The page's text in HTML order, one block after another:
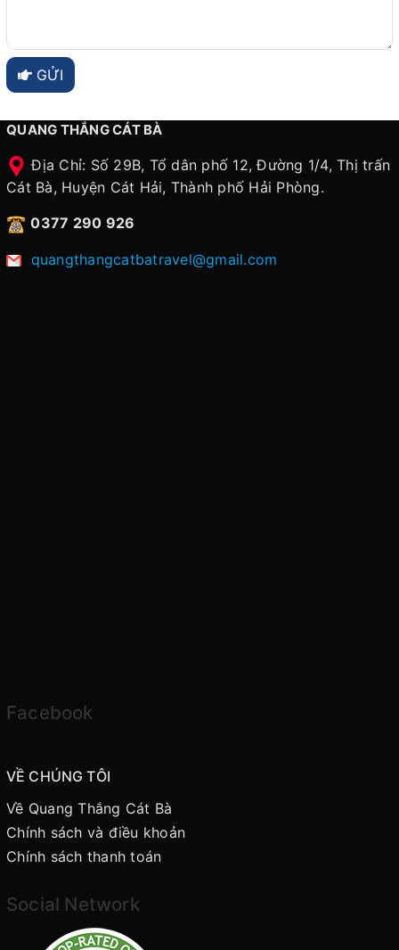
GỬI
QUANG THẮNG CÁT BÀ
Địa Chỉ: Số 29B, Tổ dân phố 12, Đường 1/4, Thị trấn
Cát Bà, Huyện Cát Hải, Thành phố Hải Phòng.
0377 290 926
quangthangcatbatravel@gmail.com
Facebook
VỀ CHÚNG TÔI
Về Quang Thắng Cát Bà
Chính sách và điều khoản
Chính sách thanh toán
Social Network